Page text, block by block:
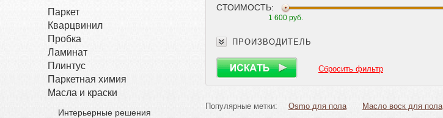
Паркет
Кварцвинил
Пробка
Ламинат
Плинтус
Паркетная химия
Масла и краски
Интерьерные решения
СТОИМОСТЬ:
1 600 руб.
ПРОИЗВОДИТЕЛЬ
Сбросить фильтр
Популярные метки: Osmo для пола Масло воск для пола